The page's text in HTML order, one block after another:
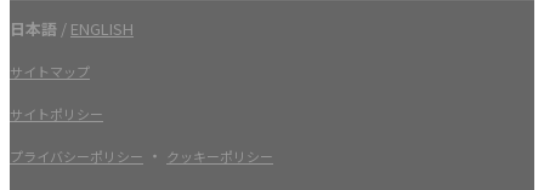
日本語 / ENGLISH
サイトマップ
サイトポリシー
プライバシーポリシー ・ クッキーポリシー